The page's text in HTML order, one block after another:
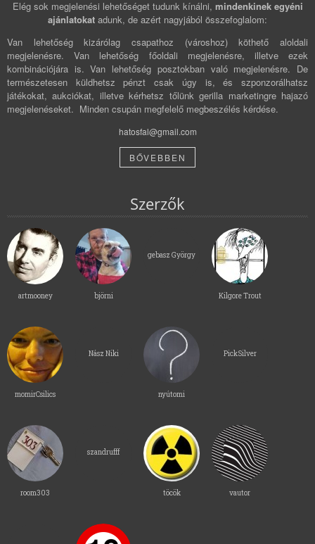
Elég sok megjelenési lehetőséget tudunk kínálni, mindenkinek egyéni
ajánlatokat adunk, de azért nagyjából összefoglalom:
Van lehetőség kizárólag csapathoz (városhoz) köthető aloldali
megjelenésre. Van lehetőség főoldali megjelenésre, illetve ezek
kombinációjára is. Van lehetőség posztokban való megjelenésre. De
természetesen küldhetsz pénzt csak úgy is, és szponzorálhatsz
játékokat, aukciókat, illetve kérhetsz tőlünk gerilla marketingre hajazó
megjelenéseket. Minden csupán megfelelő megbeszélés kérdése.
hatosfal@gmail.com
BŐVEBBEN
Szerzők
artmooney björni
gebasz György
Kilgore Trout
momirCsilics
Nász Niki
nyútomi
PickSilver
room303
szandrufff
töcök vautor